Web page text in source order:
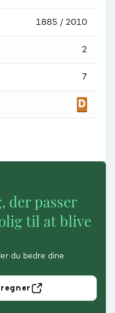
1885 / 2010
2
7
der passer
til at blive
du bedre dine